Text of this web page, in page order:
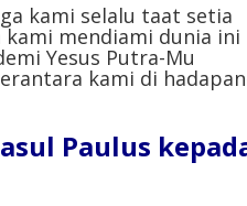
kami selalu taat setia
kami mendiami dunia ini
Yesus Putra-Mu
kami di
Paulus